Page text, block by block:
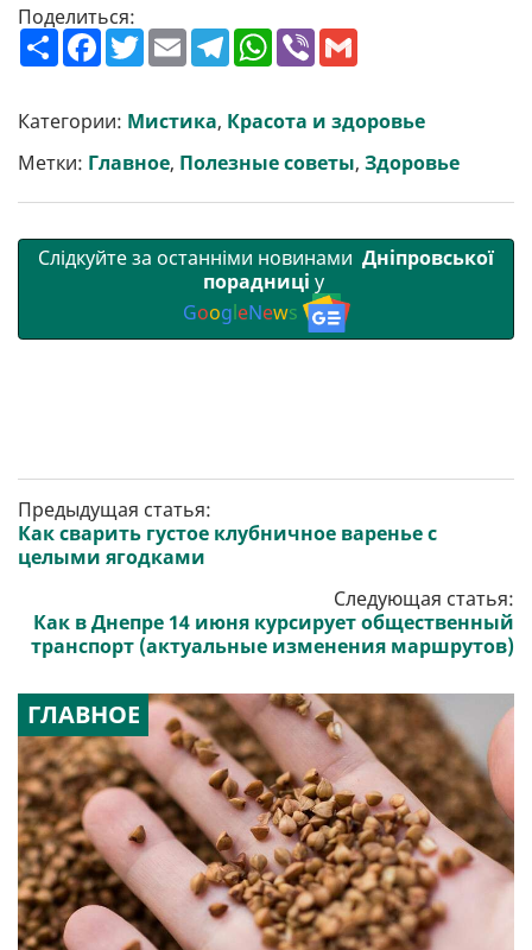
Поделиться:
П
о
р
и
т
и
F
a
b
o
o
k
T
w
t
e
r
E
m
l
T
e
g
r
a
m
W
h
s
A
p
p
V
r l
Категории: Мистика, Красота и здоровье
Метки: Главное, Полезные советы, Здоровье
Слідкуйте за останніми новинами Дніпровської
порадниці у
GoogleNews
Предыдущая статья:
Как сварить густое клубничное варенье с
целыми ягодками
Следующая статья:
Как в Днепре 14 июня курсирует общественный
транспорт (актуальные изменения маршрутов)
ГЛАВНОЕ